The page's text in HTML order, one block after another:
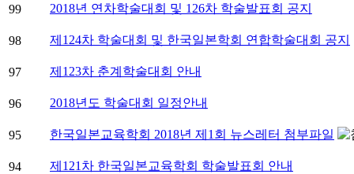
99 2018년 연차학술대회 및 126차 학술발표회 공지
98 제124차 학술대회 및 한국일본학회 연합학술대회 공지
97 제123차 춘계학술대회 안내
96 2018년도 학술대회 일정안내
95 한국일본교육학회 2018년 제1회 뉴스레터 첨부파일
94 제121차 한국일본교육학회 학술발표회 안내